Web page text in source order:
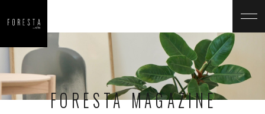
FORESTA MAGAZINE